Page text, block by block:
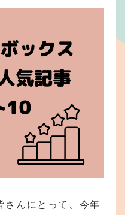
さんにとって、今年